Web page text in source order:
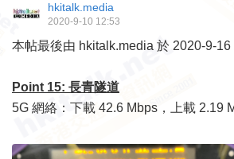
hkitalk.media
2020-9-10 12:53
本帖最後由 hkitalk.media 於 2020-9-16
Point 15: 長青隧道
5G 網絡：下載 42.6 Mbps，上載 2.19